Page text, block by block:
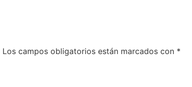
Los campos obligatorios están marcados con *